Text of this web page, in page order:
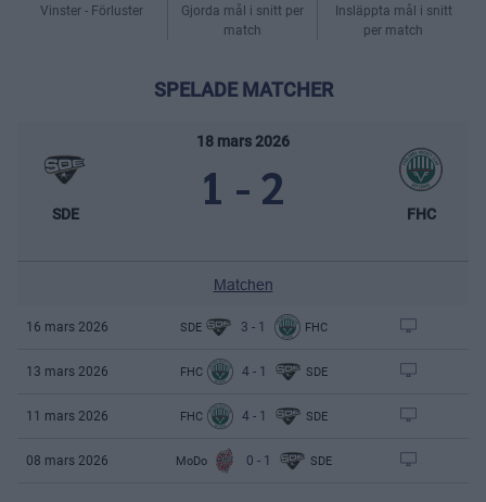
Vinster - Förluster
Gjorda mål i snitt per
match
Insläppta mål i snitt
per match
SPELADE MATCHER
SDE
18 mars 2026
1 - 2 FHC
Matchen
16 mars 2026 SDE 3 - 1 FHC
13 mars 2026 FHC 4 - 1 SDE
11 mars 2026 FHC 4 - 1 SDE
08 mars 2026 MoDo 0 - 1 SDE
# 65